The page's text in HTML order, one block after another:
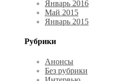
Январь 2016
Май 2015
Январь 2015
Рубрики
Анонсы
Без рубрики